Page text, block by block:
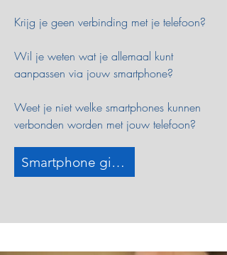
Krijg je geen verbinding met je telefoon?
Wil je weten wat je allemaal kunt
aanpassen via jouw smartphone?
Weet je niet welke smartphones kunnen
verbonden worden met jouw telefoon?
Smartphone gids